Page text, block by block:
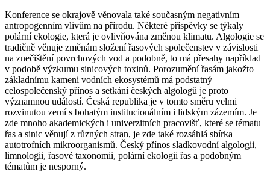
Konference se okrajově věnovala také současným negativním
antropogenním vlivům na přírodu. Některé příspěvky se týkaly
polární ekologie, která je ovlivňována změnou klimatu. Algologie se
tradičně věnuje změnám složení řasových společenstev v závislosti
na znečištění povrchových vod a podobně, to má přesahy například
v podobě výzkumu sinicových toxinů. Porozumění řasám jakožto
základnímu kameni vodních ekosystémů má podstatný
celospolečenský přínos a setkání českých algologů je proto
významnou událostí. Česká republika je v tomto směru velmi
rozvinutou zemí s bohatým institucionálním i lidským zázemím. Je
zde mnoho akademických i univerzitních pracovišť, které se tématu
řas a sinic věnují z různých stran, je zde také rozsáhlá sbírka
autotrofních mikroorganismů. Český přínos sladkovodní algologii,
limnologii, řasové taxonomii, polární ekologii řas a podobným
tématům je nesporný.